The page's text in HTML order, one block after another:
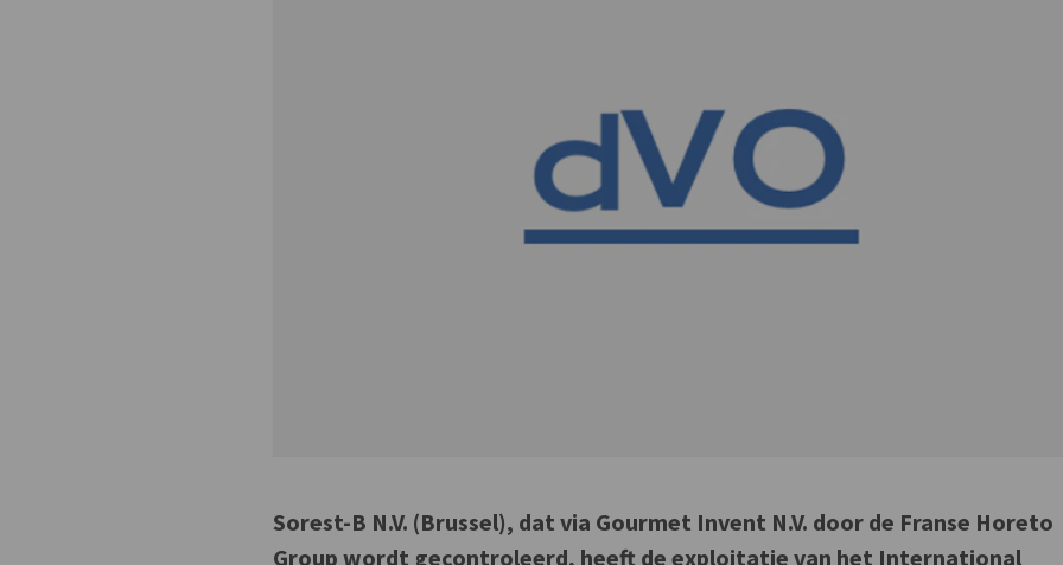
Sorest-B N.V. (Brussel), dat via Gourmet Invent N.V. door de Franse Horeto
Group wordt gecontroleerd, heeft de exploitatie van het International